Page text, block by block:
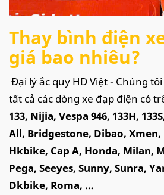
Thay bình điện
giá bao nhiêu?
Đại lý ắc quy HD Việt - Chúng
tất cả các dòng xe đạp điện có
133, Nijia, Vespa 946, 133H,
All, Bridgestone, Dibao, Xmen,
Hkbike, Cap A, Honda, Milan,
Pega, Seeyes, Sunny, Sunra,
Dkbike, Roma, …